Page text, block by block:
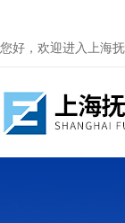
您好，欢迎进入上海